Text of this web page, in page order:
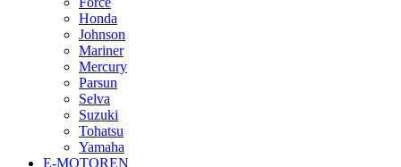
Honda
Johnson
Mariner
Mercury
Parsun
Selva
Suzuki
Tohatsu
Yamaha
E-MOTOREN